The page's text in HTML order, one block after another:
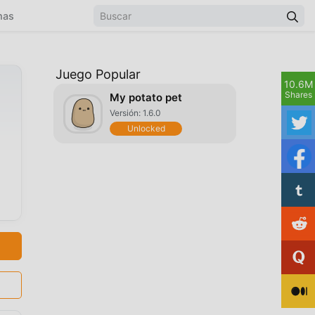
Juego Popular
My potato pet
Versión: 1.6.0
Unlocked
10.6M
Shares